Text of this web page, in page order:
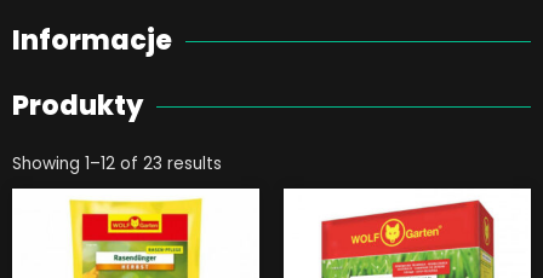
Informacje
Produkty
Showing 1–12 of 23 results